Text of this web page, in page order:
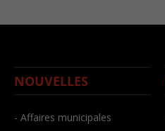
NOUVELLES
- Affaires municipales